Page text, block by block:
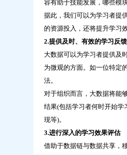
容有助于技能发展，哪些模
据此，我们可以为学习者提
的资源投入，还将提升学习
2.提供及时、有效的学习反馈
大数据可以为学习者提供及
为微观的方面。如一位特定
法。
对于组织而言，大数据将能
结果(包括学习者何时开始
现等)。
3.进行深入的学习效果评估
借助于数据链与数据共享，